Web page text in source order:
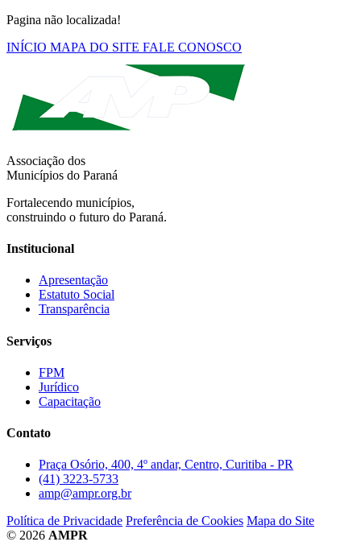
Pagina não localizada!
INÍCIO MAPA DO SITE FALE CONOSCO
Associação dos
Municípios do Paraná
Fortalecendo municípios,
construindo o futuro do Paraná.
Institucional
Apresentação
Estatuto Social
Transparência
Serviços
FPM
Jurídico
Capacitação
Contato
Praça Osório, 400, 4º andar, Centro, Curitiba - PR
(41) 3223-5733
amp@ampr.org.br
Política de Privacidade Preferência de Cookies Mapa do Site
© 2026 AMPR